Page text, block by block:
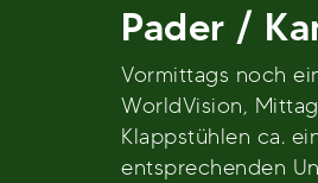
Pader /
Vormittags noch
WorldVision,
Klappstühlen ca.
entsprechenden